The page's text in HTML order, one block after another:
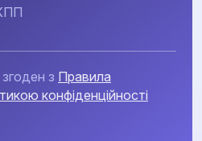
з Правила
конфіденційності